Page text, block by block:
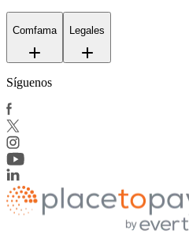
Comfama Legales
Síguenos